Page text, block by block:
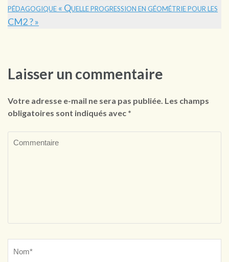
pédagogique « Quelle progression en géométrie pour les
CM2 ? »
Laisser un commentaire
Votre adresse e-mail ne sera pas publiée. Les champs
obligatoires sont indiqués avec *